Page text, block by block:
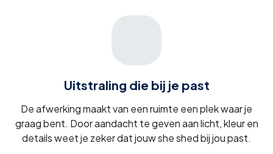
Uitstraling die bij je past
De afwerking maakt van een ruimte een plek waar je
graag bent. Door aandacht te geven aan licht, kleur en
details weet je zeker dat jouw she shed bij jou past.